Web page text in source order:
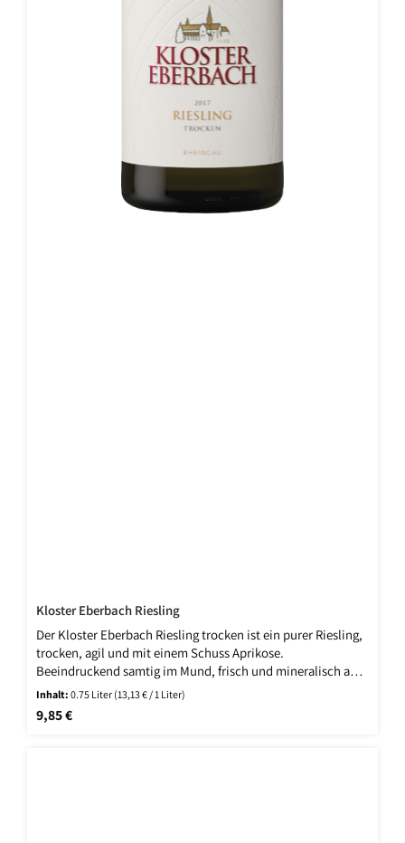
Kloster Eberbach Riesling
Der Kloster Eberbach Riesling trocken ist ein purer Riesling,
trocken, agil und mit einem Schuss Aprikose.
Beeindruckend samtig im Mund, frisch und mineralisch am
Gaumen. Im Abgang weich und wunderbar anhaltend.
Inhalt:0.75 Liter (13,13 € / 1 Liter)
Regulärer Preis:
9,85 €